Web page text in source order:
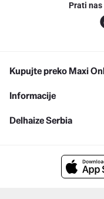
Prati nas
Kupujte preko Maxi
Informacije
Delhaize Serbia